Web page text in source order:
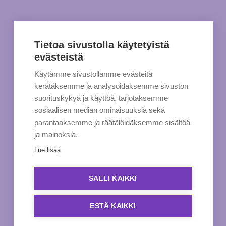
Tietoa sivustolla käytetyistä
evästeistä
Käytämme sivustollamme evästeitä
kerätäksemme ja analysoidaksemme sivuston
suorituskykyä ja käyttöä, tarjotaksemme
sosiaalisen median ominaisuuksia sekä
parantaaksemme ja räätälöidäksemme sisältöä
ja mainoksia.
Lue lisää
SALLI KAIKKI
ESTÄ KAIKKI